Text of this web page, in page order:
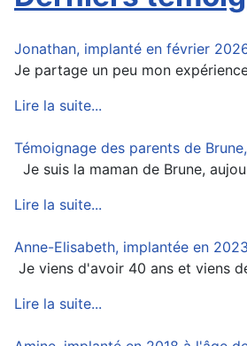
Jonathan, implanté en février
Je partage un peu mon
Lire la suite...
Témoignage des parents de
Je suis la maman de Brune,
Lire la suite...
Anne-Elisabeth, implantée en
Je viens d'avoir 40 ans et viens
Lire la suite...